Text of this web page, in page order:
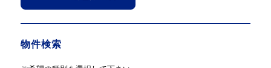
物件検索